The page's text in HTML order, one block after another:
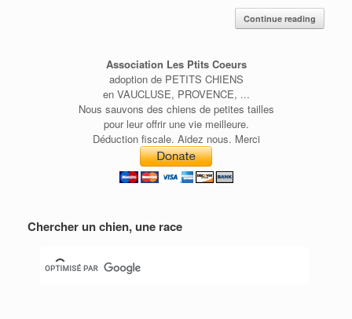
Continue reading
Association Les Ptits Coeurs
adoption de PETITS CHIENS
en VAUCLUSE, PROVENCE, ...
Nous sauvons des chiens de petites tailles
pour leur offrir une vie meilleure.
Déduction fiscale. Aidez nous. Merci
Chercher un chien, une race